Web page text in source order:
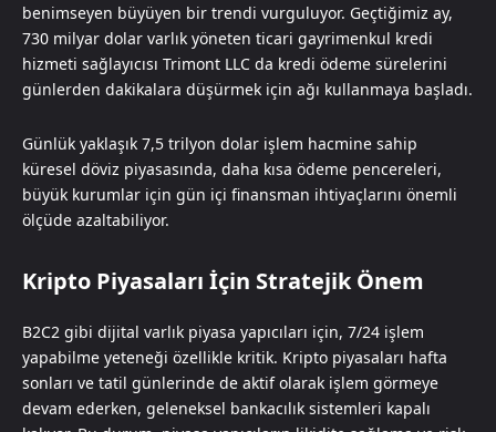
benimseyen büyüyen bir trendi vurguluyor. Geçtiğimiz ay,
730 milyar dolar varlık yöneten ticari gayrimenkul kredi
hizmeti sağlayıcısı Trimont LLC da kredi ödeme sürelerini
günlerden dakikalara düşürmek için ağı kullanmaya başladı.
Günlük yaklaşık 7,5 trilyon dolar işlem hacmine sahip
küresel döviz piyasasında, daha kısa ödeme pencereleri,
büyük kurumlar için gün içi finansman ihtiyaçlarını önemli
ölçüde azaltabiliyor.
Kripto Piyasaları İçin Stratejik Önem
B2C2 gibi dijital varlık piyasa yapıcıları için, 7/24 işlem
yapabilme yeteneği özellikle kritik. Kripto piyasaları hafta
sonları ve tatil günlerinde de aktif olarak işlem görmeye
devam ederken, geleneksel bankacılık sistemleri kapalı